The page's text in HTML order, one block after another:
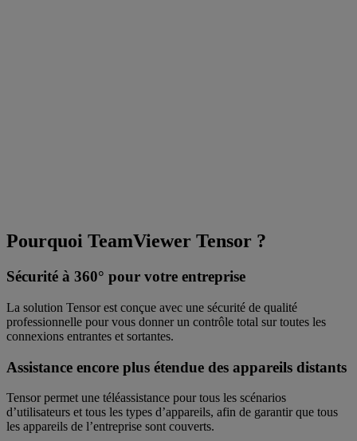
Pourquoi TeamViewer Tensor ?
Sécurité à 360° pour votre entreprise
La solution Tensor est conçue avec une sécurité de qualité
professionnelle pour vous donner un contrôle total sur toutes les
connexions entrantes et sortantes.
Assistance encore plus étendue des appareils distants
Tensor permet une téléassistance pour tous les scénarios
d’utilisateurs et tous les types d’appareils, afin de garantir que tous
les appareils de l’entreprise sont couverts.